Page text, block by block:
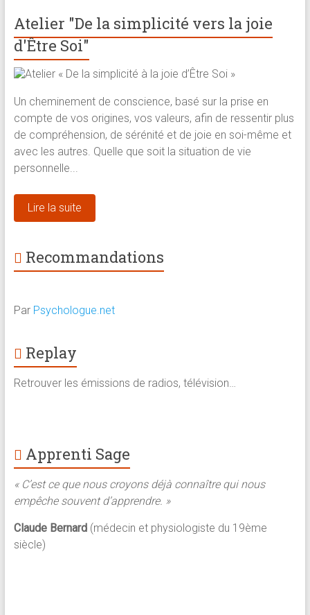
Atelier "De la simplicité vers la joie
d'Être Soi"
Un cheminement de conscience, basé sur la prise en
compte de vos origines, vos valeurs, afin de ressentir plus
de compréhension, de sérénité et de joie en soi-même et
avec les autres. Quelle que soit la situation de vie
personnelle...
Lire la suite
Recommandations
Par Psychologue.net
Replay
Retrouver les émissions de radios, télévision…
Apprenti Sage
« C’est ce que nous croyons déjà connaître qui nous
empêche souvent d’apprendre. »
Claude Bernard (médecin et physiologiste du 19ème
siècle)